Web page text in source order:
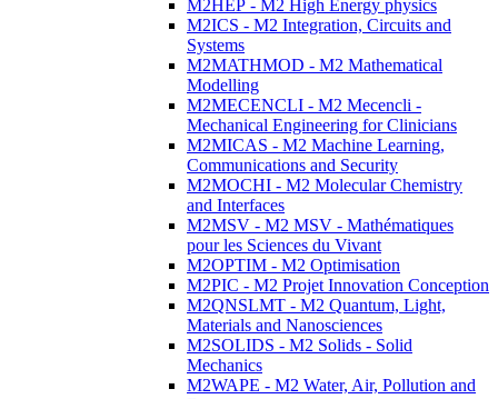
M2HEP - M2 High Energy physics
M2ICS - M2 Integration, Circuits and
Systems
M2MATHMOD - M2 Mathematical
Modelling
M2MECENCLI - M2 Mecencli -
Mechanical Engineering for Clinicians
M2MICAS - M2 Machine Learning,
Communications and Security
M2MOCHI - M2 Molecular Chemistry
and Interfaces
M2MSV - M2 MSV - Mathématiques
pour les Sciences du Vivant
M2OPTIM - M2 Optimisation
M2PIC - M2 Projet Innovation Conception
M2QNSLMT - M2 Quantum, Light,
Materials and Nanosciences
M2SOLIDS - M2 Solids - Solid
Mechanics
M2WAPE - M2 Water, Air, Pollution and